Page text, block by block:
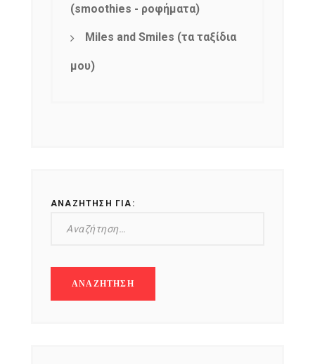
(smoothies - ροφήματα)
Miles and Smiles (τα ταξίδια
μου)
ΑΝΑΖΉΤΗΣΗ ΓΙΑ: